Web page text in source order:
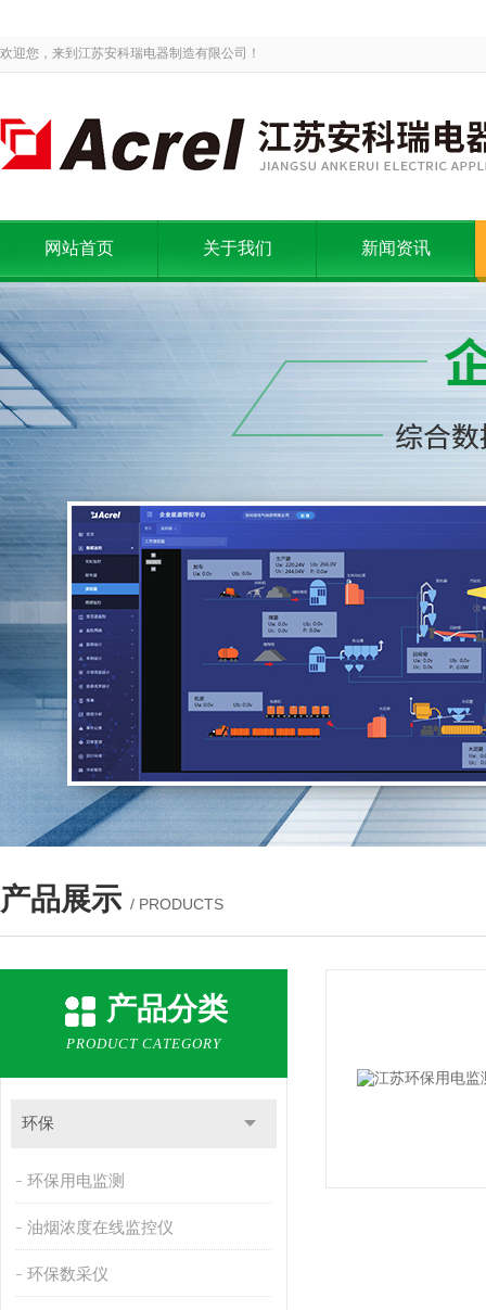
欢迎您，来到江苏安科瑞电器制造有限公司！
网站首页 关于我们 新闻资讯
产品展示 / PRODUCTS
产品分类
PRODUCT CATEGORY
环保
环保用电监测
油烟浓度在线监控仪
环保数采仪